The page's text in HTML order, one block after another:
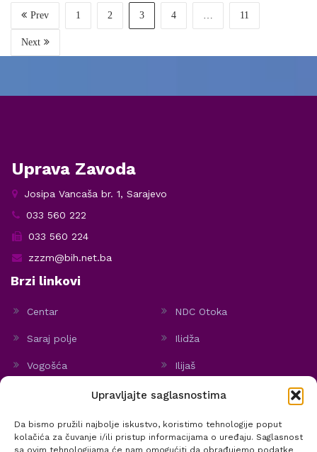
Upravljajte saglasnostima
Da bismo pružili najbolje iskustvo, koristimo tehnologije poput
kolačića za čuvanje i/ili pristup informacijama o uređaju. Saglasnost
sa ovim tehnologijama će nam omogućiti da obrađujemo podatke
Prev 1 2 3 4 11
Next
Uprava Zavoda
Josipa Vancaša br. 1, Sarajevo
033 560 222
033 560 224
zzzm@bih.net.ba
Brzi linkovi
Centar NDC Otoka
Saraj polje Ilidža
Vogošća Ilijaš
Stari Grad
Politika kolačića